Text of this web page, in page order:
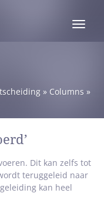
Toggle
» Columns »
Dit kan zelfs tot
teruggeleid naar
kan heel